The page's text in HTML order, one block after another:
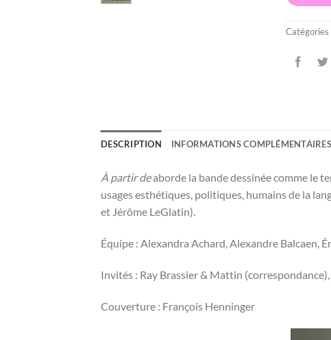
Catégories
DESCRIPTION INFORMATIONS COMPLÉMENTAIRES
À partir deaborde la bande dessinée comme le
usages esthétiques, politiques, humains de la
et Jérôme LeGlatin).
Équipe : Alexandra Achard, Alexandre Balcaen,
Invités : Ray Brassier & Mattin
Couverture : François Henninger